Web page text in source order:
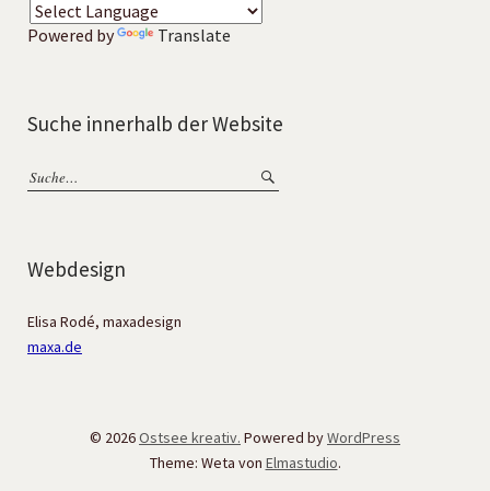
Powered by Translate
Suche innerhalb der Website
Webdesign
Elisa Rodé, maxadesign
maxa.de
© 2026Ostsee kreativ. Powered byWordPress
Theme: Weta von Elmastudio.